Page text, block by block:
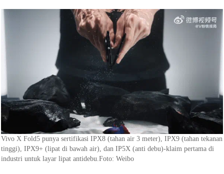
Vivo X Fold5 punya sertifikasi IPX8 (tahan air 3 meter), IPX9 (tahan tekanan
tinggi), IPX9+ (lipat di bawah air), dan IP5X (anti debu)-klaim pertama di
industri untuk layar lipat antidebu.Foto: Weibo